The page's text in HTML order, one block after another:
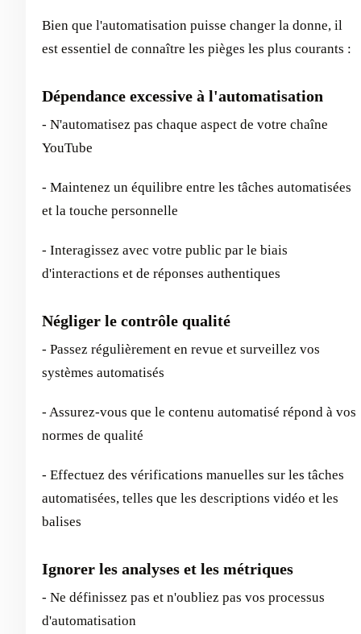
Bien que l'automatisation puisse changer la donne, il
est essentiel de connaître les pièges les plus courants :
Dépendance excessive à l'automatisation
- N'automatisez pas chaque aspect de votre chaîne
YouTube
- Maintenez un équilibre entre les tâches automatisées
et la touche personnelle
- Interagissez avec votre public par le biais
d'interactions et de réponses authentiques
Négliger le contrôle qualité
- Passez régulièrement en revue et surveillez vos
systèmes automatisés
- Assurez-vous que le contenu automatisé répond à vos
normes de qualité
- Effectuez des vérifications manuelles sur les tâches
automatisées, telles que les descriptions vidéo et les
balises
Ignorer les analyses et les métriques
- Ne définissez pas et n'oubliez pas vos processus
d'automatisation